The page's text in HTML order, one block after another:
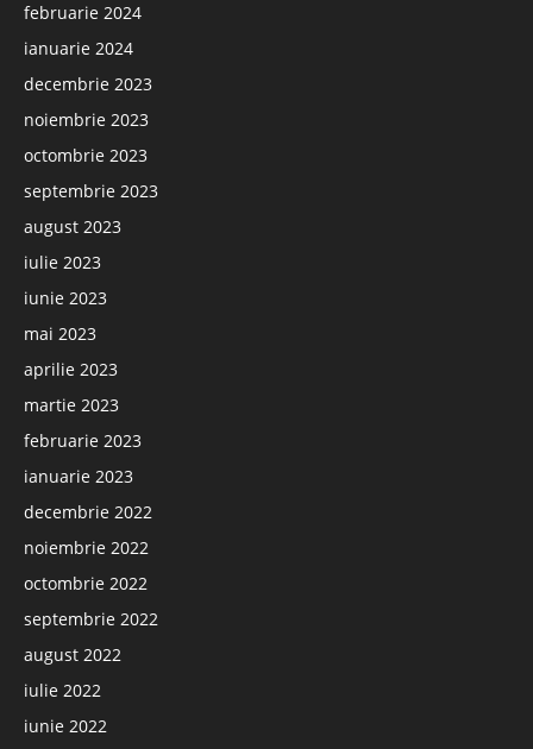
februarie 2024
ianuarie 2024
decembrie 2023
noiembrie 2023
octombrie 2023
septembrie 2023
august 2023
iulie 2023
iunie 2023
mai 2023
aprilie 2023
martie 2023
februarie 2023
ianuarie 2023
decembrie 2022
noiembrie 2022
octombrie 2022
septembrie 2022
august 2022
iulie 2022
iunie 2022